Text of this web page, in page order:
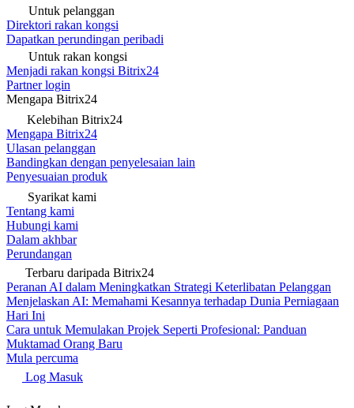
Untuk pelanggan
Direktori rakan kongsi
Dapatkan perundingan peribadi
Untuk rakan kongsi
Menjadi rakan kongsi Bitrix24
Partner login
Mengapa Bitrix24
Kelebihan Bitrix24
Mengapa Bitrix24
Ulasan pelanggan
Bandingkan dengan penyelesaian lain
Penyesuaian produk
Syarikat kami
Tentang kami
Hubungi kami
Dalam akhbar
Perundangan
Terbaru daripada Bitrix24
Peranan AI dalam Meningkatkan Strategi Keterlibatan Pelanggan
Menjelaskan AI: Memahami Kesannya terhadap Dunia Perniagaan
Hari Ini
Cara untuk Memulakan Projek Seperti Profesional: Panduan
Muktamad Orang Baru
Mula percuma
Log Masuk